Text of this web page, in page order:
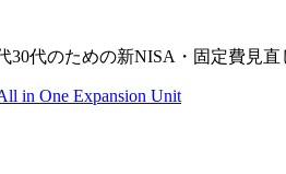
代のための新NISA・固定費見直
in One Expansion Unit